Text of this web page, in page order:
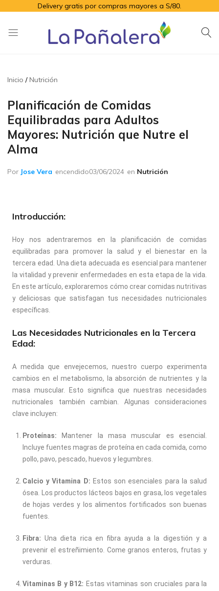
Delivery gratis por compras mayores a S/80.
para
adulto
mayor
Inicio Nutrición
Planificación de Comidas
Equilibradas para Adultos
Mayores: Nutrición que Nutre el
Alma
Por Jose Vera encendido03/06/2024 en Nutrición
Introducción:
Hoy nos adentraremos en la planificación de comidas
equilibradas para promover la salud y el bienestar en la
tercera edad. Una dieta adecuada es esencial para mantener
la vitalidad y prevenir enfermedades en esta etapa de la vida.
En este artículo, exploraremos cómo crear comidas nutritivas
y deliciosas que satisfagan tus necesidades nutricionales
específicas.
Las Necesidades Nutricionales en la Tercera
Edad:
A medida que envejecemos, nuestro cuerpo experimenta
cambios en el metabolismo, la absorción de nutrientes y la
masa muscular. Esto significa que nuestras necesidades
nutricionales también cambian. Algunas consideraciones
clave incluyen:
Proteínas: Mantener la masa muscular es esencial.
Incluye fuentes magras de proteína en cada comida, como
pollo, pavo, pescado, huevos y legumbres.
Calcio y Vitamina D: Estos son esenciales para la salud
ósea. Los productos lácteos bajos en grasa, los vegetales
de hojas verdes y los alimentos fortificados son buenas
fuentes.
Fibra: Una dieta rica en fibra ayuda a la digestión y a
prevenir el estreñimiento. Come granos enteros, frutas y
verduras.
Vitaminas B y B12: Estas vitaminas son cruciales para la